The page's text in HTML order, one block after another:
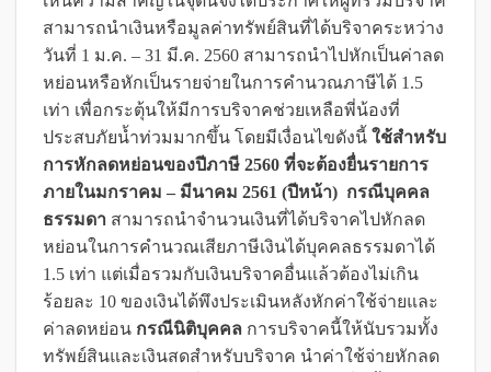
สามารถนำเงินหรือมูลค่าทรัพย์สินที่ได้บริจาคระหว่าง
วันที่ 1 ม.ค. – 31 มี.ค. 2560 สามารถนำไปหักเป็นค่าลด
หย่อนหรือหักเป็นรายจ่ายในการคำนวณภาษีได้ 1.5
เท่า เพื่อกระตุ้นให้มีการบริจาคช่วยเหลือพี่น้องที่
ประสบภัยน้ำท่วมมากขึ้น โดยมีเงื่อนไขดังนี้ ใช้สำหรับ
การหักลดหย่อนของปีภาษี 2560 ที่จะต้องยื่นรายการ
ภายในมกราคม – มีนาคม 2561 (ปีหน้า) กรณีบุคคล
ธรรมดา สามารถนำจำนวนเงินที่ได้บริจาคไปหักลด
หย่อนในการคำนวณเสียภาษีเงินได้บุคคลธรรมดาได้
1.5 เท่า แต่เมื่อรวมกับเงินบริจาคอื่นแล้วต้องไม่เกิน
ร้อยละ 10 ของเงินได้พึงประเมินหลังหักค่าใช้จ่ายและ
ค่าลดหย่อน กรณีนิติบุคคล การบริจาคนี้ให้นับรวมทั้ง
ทรัพย์สินและเงินสดสำหรับบริจาค นำค่าใช้จ่ายหักลด